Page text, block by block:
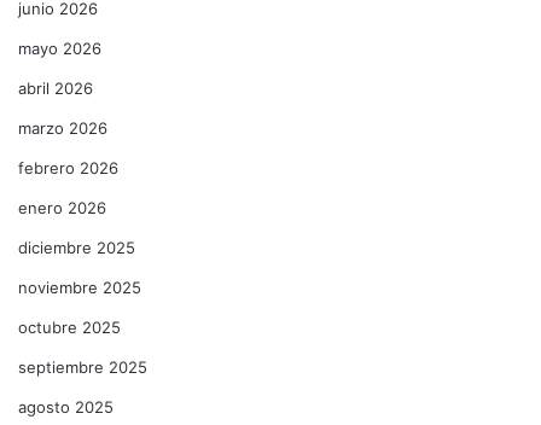
junio 2026
mayo 2026
abril 2026
marzo 2026
febrero 2026
enero 2026
diciembre 2025
noviembre 2025
octubre 2025
septiembre 2025
agosto 2025